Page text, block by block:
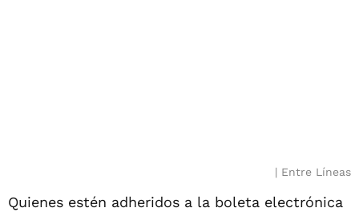
Entre Líneas
Quienes estén adheridos a la boleta electrónica